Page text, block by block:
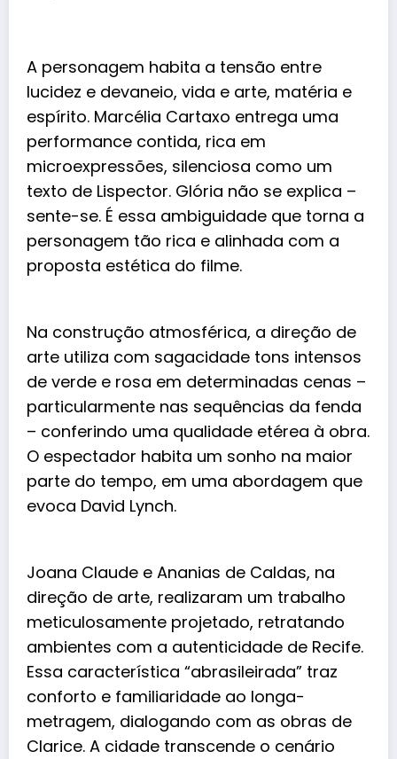
A personagem habita a tensão entre
lucidez e devaneio, vida e arte, matéria e
espírito. Marcélia Cartaxo entrega uma
performance contida, rica em
microexpressões, silenciosa como um
texto de Lispector. Glória não se explica –
sente-se. É essa ambiguidade que torna a
personagem tão rica e alinhada com a
proposta estética do filme.
Na construção atmosférica, a direção de
arte utiliza com sagacidade tons intensos
de verde e rosa em determinadas cenas –
particularmente nas sequências da fenda
– conferindo uma qualidade etérea à obra.
O espectador habita um sonho na maior
parte do tempo, em uma abordagem que
evoca David Lynch.
Joana Claude e Ananias de Caldas, na
direção de arte, realizaram um trabalho
meticulosamente projetado, retratando
ambientes com a autenticidade de Recife.
Essa característica “abrasileirada” traz
conforto e familiaridade ao longa-
metragem, dialogando com as obras de
Clarice. A cidade transcende o cenário